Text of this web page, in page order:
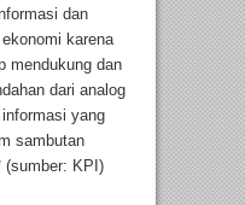
dan
karena
mendukung dan
dari analog
yang
sambutan
(sumber: KPI)